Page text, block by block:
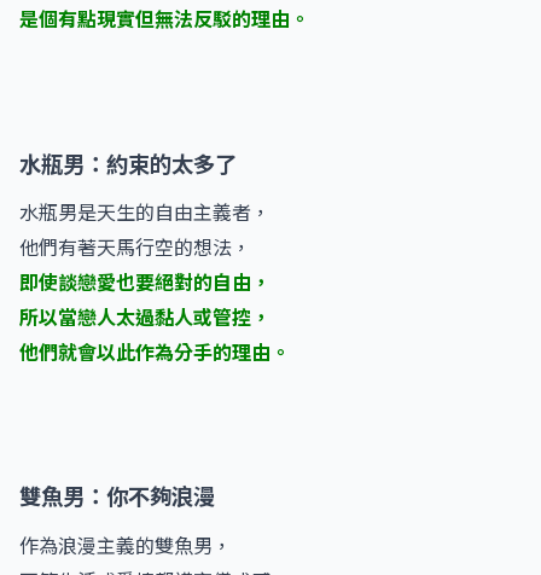
是個有點現實但無法反駁的理由。
水瓶男：約束的太多了
水瓶男是天生的自由主義者，
他們有著天馬行空的想法，
即使談戀愛也要絕對的自由，
所以當戀人太過黏人或管控，
他們就會以此作為分手的理由。
雙魚男：你不夠浪漫
作為浪漫主義的雙魚男，